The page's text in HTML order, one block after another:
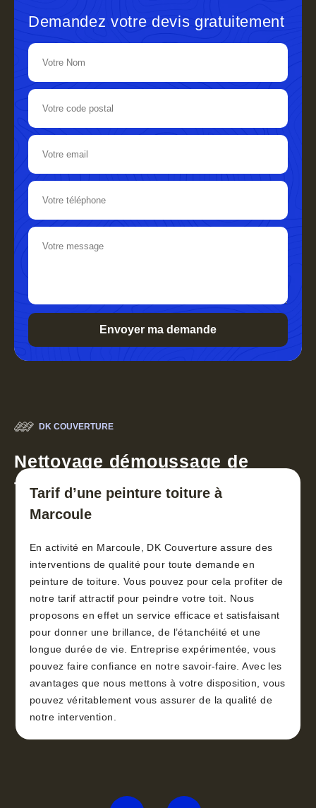
Demandez votre devis gratuitement
DK COUVERTURE
Nettoyage démoussage de
toiture 30
Tarif d’une peinture toiture à
Marcoule
En activité en Marcoule, DK Couverture assure des
interventions de qualité pour toute demande en
peinture de toiture. Vous pouvez pour cela profiter de
notre tarif attractif pour peindre votre toit. Nous
proposons en effet un service efficace et satisfaisant
pour donner une brillance, de l’étanchéité et une
longue durée de vie. Entreprise expérimentée, vous
pouvez faire confiance en notre savoir-faire. Avec les
avantages que nous mettons à votre disposition, vous
pouvez véritablement vous assurer de la qualité de
notre intervention.